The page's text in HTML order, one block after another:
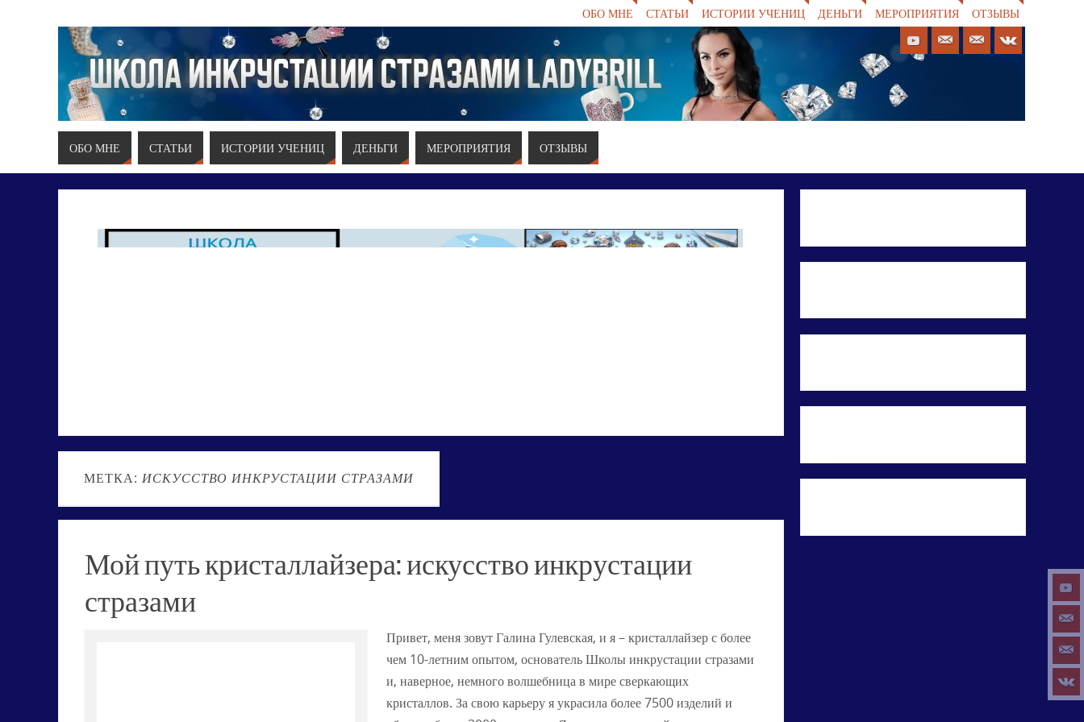
ОБО МНЕ СТАТЬИ ИСТОРИИ УЧЕНИЦ ДЕНЬГИ МЕРОПРИЯТИЯ ОТЗЫВЫ
ОБО МНЕ СТАТЬИ ИСТОРИИ УЧЕНИЦ ДЕНЬГИ МЕРОПРИЯТИЯ ОТЗЫВЫ
МЕТКА: ИСКУССТВО ИНКРУСТАЦИИ СТРАЗАМИ
Мой путь кристаллайзера: искусство инкрустации
стразами
Привет, меня зовут Галина Гулевская, и я – кристаллайзер с более
чем 10-летним опытом, основатель Школы инкрустации стразами
и, наверное, немного волшебница в мире сверкающих
кристаллов. За свою карьеру я украсила более 7500 изделий и